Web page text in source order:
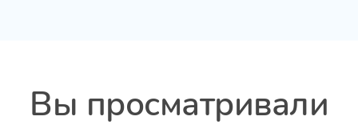
Вы просматривали